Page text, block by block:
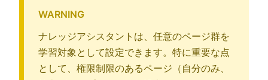
WARNING
ナレッジアシスタントは、任意のページ群を
学習対象として設定できます。特に重要な点
として、権限制限のあるページ（自分のみ、